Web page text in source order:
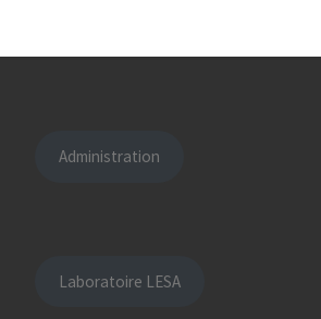
Administration
Laboratoire LESA